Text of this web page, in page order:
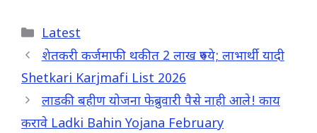
e
b
o
k
t
s
A
p
p
g
r
a
m
e
Categories
Latest
शेतकरी कर्जमाफी थकीत 2 लाख रुपये; लाभार्थी यादी
Shetkari Karjmafi List 2026
लाडकी बहीण योजना फेब्रुवारी पैसे नाही आले! काय
करावे Ladki Bahin Yojana February